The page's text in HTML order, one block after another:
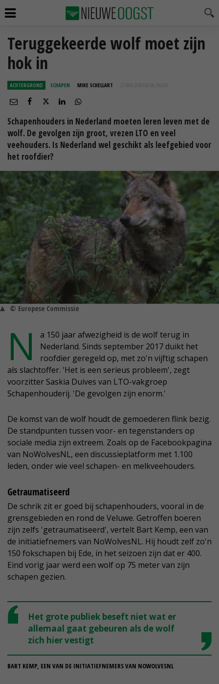
Teruggekeerde wolf moet zijn
hok in
ACHTERGROND SCHAPEN MIKE SCHELLART 23 MAA 2018 OM 08:29
Schapenhouders in Nederland moeten leren leven met de
wolf. De gevolgen zijn groot, vrezen LTO en veel
veehouders. Is Nederland wel geschikt als leefgebied voor
het roofdier?
© Europese Commissie
N
a 150 jaar afwezigheid is de wolf terug in
Nederland. Sinds september 2017 duikt het
roofdier geregeld op, met zo'n vijftig schapen
als slachtoffer. 'Het is een serieus probleem', zegt
voorzitter Saskia Duives van LTO-vakgroep
Schapenhouderij. 'De gevolgen zijn enorm.'
De komst van de wolf houdt de gemoederen flink bezig.
De standpunten tussen voor- en tegenstanders op
sociale media zijn extreem. Zoals op de Facebookpagina
van NoWolvesNL, een discussieplatform met 1.100
leden, onder wie veel schapen- en melkveehouders.
Getraumatiseerd
De schrik zit er goed bij schapenhouders, vooral in de
grensgebieden en rond de Veluwe. Getroffen boeren
zijn zelfs 'getraumatiseerd', vertelt Bart Kemp, een van
de initiatiefnemers van NoWolvesNL. Hij houdt zelf zo'n
150 fokschapen bij Ede, in het seizoen zijn dat er 400.
Eind vorig jaar werd een wolf op 75 meter van zijn
schapen gezien.
Het grote publiek beseft niet wat er
allemaal gaat gebeuren als de wolf
zich hier vestigt
BART KEMP, EEN VAN DE INITIATIEFNEMERS VAN NOWOLVESNL